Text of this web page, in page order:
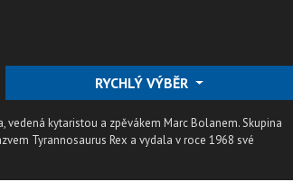
RYCHLÝ VÝBĚR
vedená kytaristou a zpěvákem Marc Bolanem. Skupina
Tyrannosaurus Rex a vydala v roce 1968 své